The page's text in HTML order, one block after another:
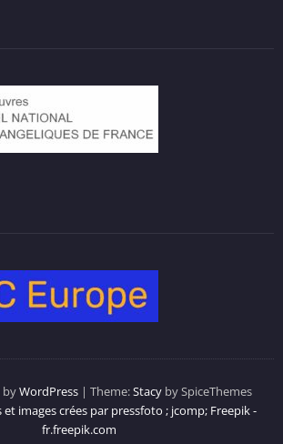
byWordPress | Theme:Stacy by SpiceThemes
images crées par pressfoto ; jcomp; Freepik -
fr.freepik.com